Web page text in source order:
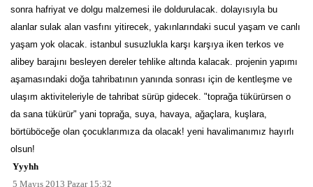
sonra hafriyat ve dolgu malzemesi ile doldurulacak. dolayısıyla bu
alanlar sulak alan vasfını yitirecek, yakınlarındaki sucul yaşam ve canlı
yaşam yok olacak. istanbul susuzlukla karşı karşıya iken terkos ve
alibey barajını besleyen dereler tehlike altında kalacak. projenin yapımı
aşamasındaki doğa tahribatının yanında sonrası için de kentleşme ve
ulaşım aktiviteleriyle de tahribat sürüp gidecek. "toprağa tükürürsen o
da sana tükürür" yani toprağa, suya, havaya, ağaçlara, kuşlara,
börtüböceğe olan çocuklarımıza da olacak! yeni havalimanımız hayırlı
olsun!
Yyyhh
5 Mayıs 2013 Pazar 15:32